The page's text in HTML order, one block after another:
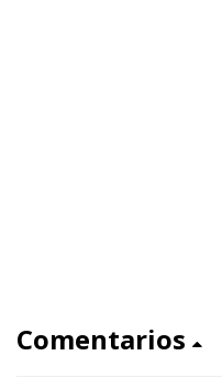
Comentarios